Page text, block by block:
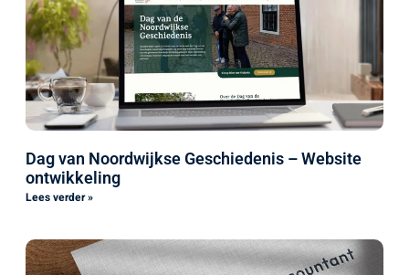
Dag van Noordwijkse Geschiedenis – Website
ontwikkeling
Lees verder »